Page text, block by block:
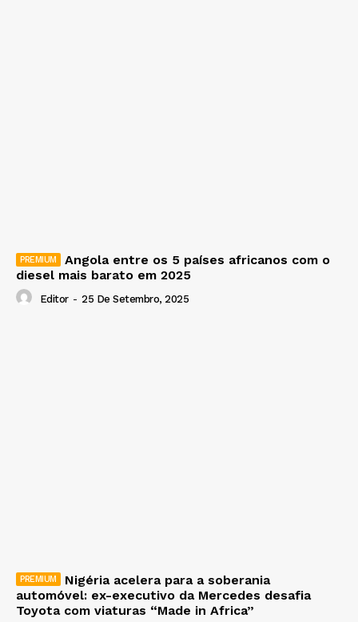
Angola entre os 5 países africanos com o
diesel mais barato em 2025
Editor - 25 De Setembro, 2025
Nigéria acelera para a soberania
automóvel: ex-executivo da Mercedes desafia
Toyota com viaturas “Made in Africa”